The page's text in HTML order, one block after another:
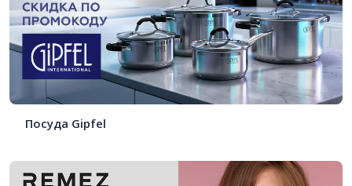
Посуда Gipfel